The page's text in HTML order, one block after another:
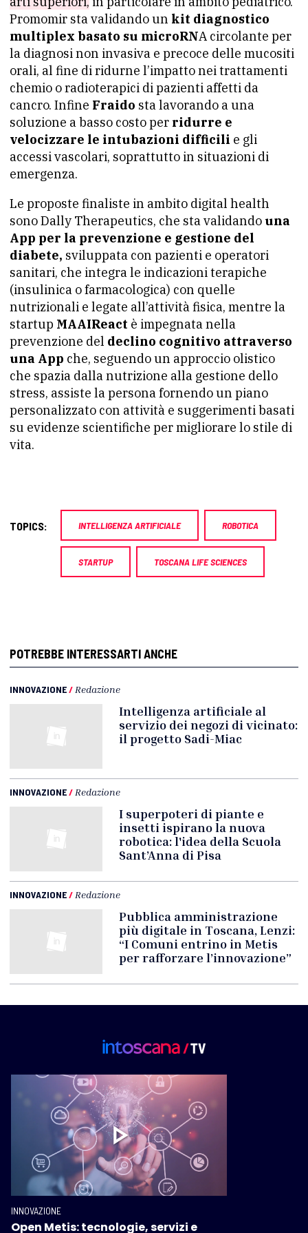
Promomir sta validando un kit diagnostico
multiplex basato su microRNA circolante per
la diagnosi non invasiva e precoce delle mucositi
orali, al fine di ridurne l’impatto nei trattamenti
chemio o radioterapici di pazienti affetti da
cancro. Infine Fraido sta lavorando a una
soluzione a basso costo per ridurre e
velocizzare le intubazioni difficili e gli
accessi vascolari, soprattutto in situazioni di
emergenza.
Le proposte finaliste in ambito digital health
sono Dally Therapeutics, che sta validando una
App per la prevenzione e gestione del
diabete, sviluppata con pazienti e operatori
sanitari, che integra le indicazioni terapiche
(insulinica o farmacologica) con quelle
nutrizionali e legate all’attività fisica, mentre la
startup MAAIReact è impegnata nella
prevenzione del declino cognitivo attraverso
una App che, seguendo un approccio olistico
che spazia dalla nutrizione alla gestione dello
stress, assiste la persona fornendo un piano
personalizzato con attività e suggerimenti basati
su evidenze scientifiche per migliorare lo stile di
vita.
TOPICS: INTELLIGENZA ARTIFICIALE ROBOTICA
STARTUP TOSCANA LIFE SCIENCES
POTREBBE INTERESSARTI ANCHE
INNOVAZIONE/ Redazione
Intelligenza artificiale al
servizio dei negozi di vicinato:
il progetto Sadi-Miac
INNOVAZIONE/ Redazione
I superpoteri di piante e
insetti ispirano la nuova
robotica: l'idea della Scuola
Sant’Anna di Pisa
INNOVAZIONE/ Redazione
Pubblica amministrazione
più digitale in Toscana, Lenzi:
“I Comuni entrino in Metis
per rafforzare l’innovazione”
INNOVAZIONE
Open Metis: tecnologie, servizi e